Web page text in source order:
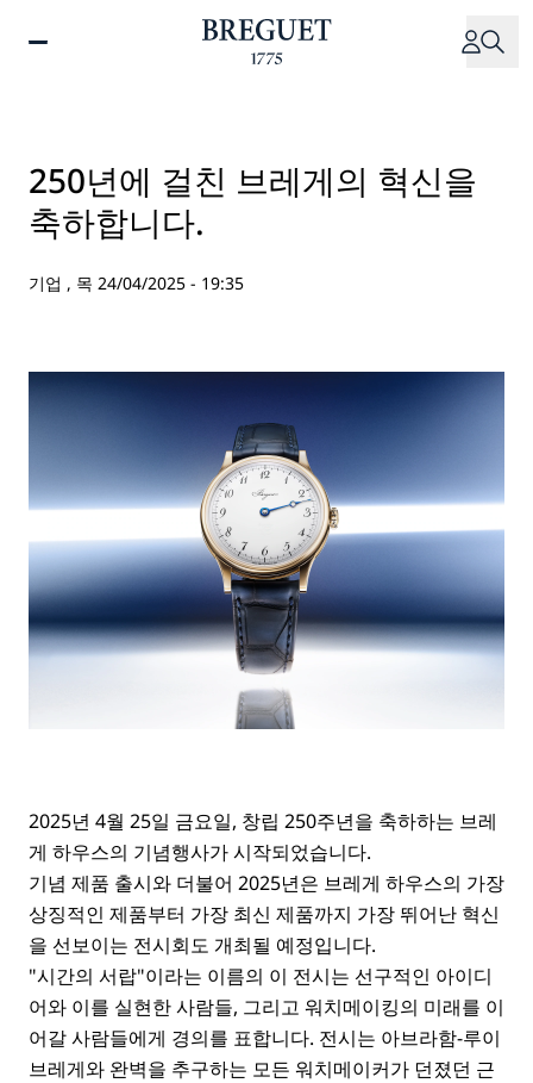
250년에 걸친 브레게의 혁신을
축하합니다.
기업 , 목 24/04/2025 - 19:35
2025년 4월 25일 금요일, 창립 250주년을 축하하는 브레
게 하우스의 기념행사가 시작되었습니다.
기념 제품 출시와 더불어 2025년은 브레게 하우스의 가장
상징적인 제품부터 가장 최신 제품까지 가장 뛰어난 혁신
을 선보이는 전시회도 개최될 예정입니다.
"시간의 서랍"이라는 이름의 이 전시는 선구적인 아이디
어와 이를 실현한 사람들, 그리고 워치메이킹의 미래를 이
어갈 사람들에게 경의를 표합니다. 전시는 아브라함-루이
브레게와 완벽을 추구하는 모든 워치메이커가 던졌던 근